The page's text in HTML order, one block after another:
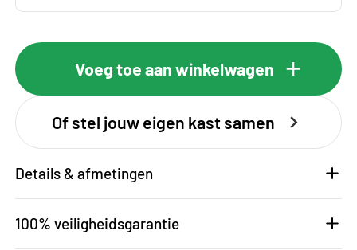
Voeg toe aan winkelwagen
Of stel jouw eigen kast samen
Details & afmetingen
100% veiligheidsgarantie